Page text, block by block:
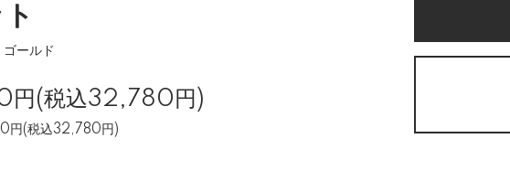
ールド
(税込32,780円)
円(税込32,780円)